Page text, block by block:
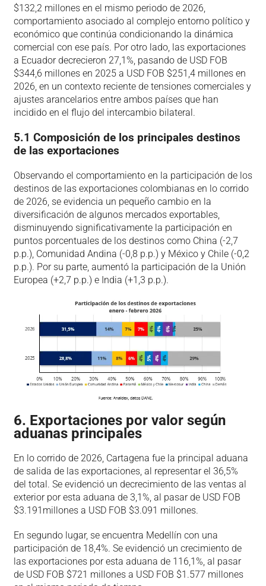
$132,2 millones en el mismo periodo de 2026,
comportamiento asociado al complejo entorno político y
económico que continúa condicionando la dinámica
comercial con ese país. Por otro lado, las exportaciones
a Ecuador decrecieron 27,1%, pasando de USD FOB
$344,6 millones en 2025 a USD FOB $251,4 millones en
2026, en un contexto reciente de tensiones comerciales y
ajustes arancelarios entre ambos países que han
incidido en el flujo del intercambio bilateral.
5.1 Composición de los principales destinos
de las exportaciones
Observando el comportamiento en la participación de los
destinos de las exportaciones colombianas en lo corrido
de 2026, se evidencia un pequeño cambio en la
diversificación de algunos mercados exportables,
disminuyendo significativamente la participación en
puntos porcentuales de los destinos como China (-2,7
p.p.), Comunidad Andina (-0,8 p.p.) y México y Chile (-0,2
p.p.). Por su parte, aumentó la participación de la Unión
Europea (+2,7 p.p.) e India (+1,3 p.p.).
6. Exportaciones por valor según
aduanas principales
En lo corrido de 2026, Cartagena fue la principal aduana
de salida de las exportaciones, al representar el 36,5%
del total. Se evidenció un decrecimiento de las ventas al
exterior por esta aduana de 3,1%, al pasar de USD FOB
$3.191millones a USD FOB $3.091 millones.
En segundo lugar, se encuentra Medellín con una
participación de 18,4%. Se evidenció un crecimiento de
las exportaciones por esta aduana de 116,1%, al pasar
de USD FOB $721 millones a USD FOB $1.577 millones